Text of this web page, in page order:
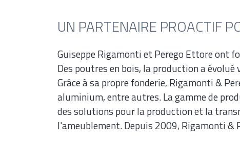
UN PARTENAIRE PROACTIF
Guiseppe Rigamonti et Perego Ettore ont
Des poutres en bois, la production a
Grâce à sa propre fonderie, Rigamonti &
aluminium, entre autres. La gamme de
des solutions pour la production et la
l'ameublement. Depuis 2009, Rigamonti